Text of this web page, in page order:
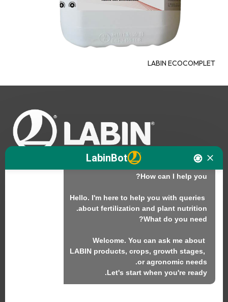
LABIN ECOCOMPLET
نحن
الاستدامة
اتصل بنا
LabinBot
Hello. I am LABINbot, LABIN's
Hello. I'm here to help you with queries
Welcome. You can ask me about
LABIN products, crops, growth stages,
Let's start when you're ready.